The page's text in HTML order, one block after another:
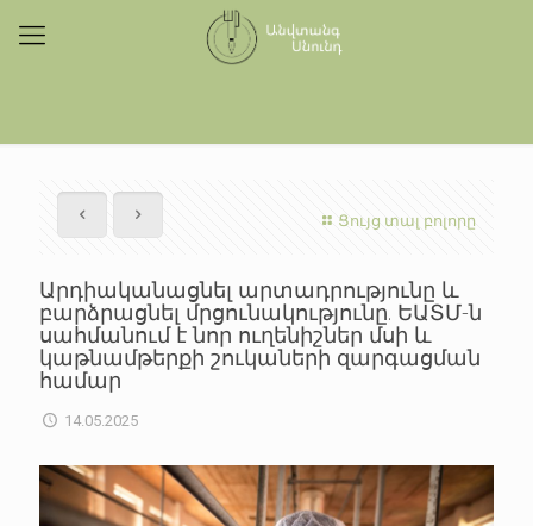
Ցույց տալ բոլորը
Արդիականացնել արտադրությունը և
բարձրացնել մրցունակությունը. ԵԱՏՄ-ն
սահմանում է նոր ուղենիշներ մսի և
կաթնամթերքի շուկաների զարգացման
համար
14.05.2025